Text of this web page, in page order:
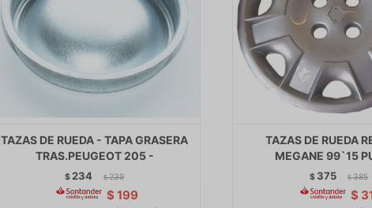
TAZAS DE RUEDA - TAPA GRASERA
TRAS.PEUGEOT 205 -
$ 234 $ 239
$ 199
TAZAS DE RUEDA
MEGANE 99`15
$ 375 $ 385
$